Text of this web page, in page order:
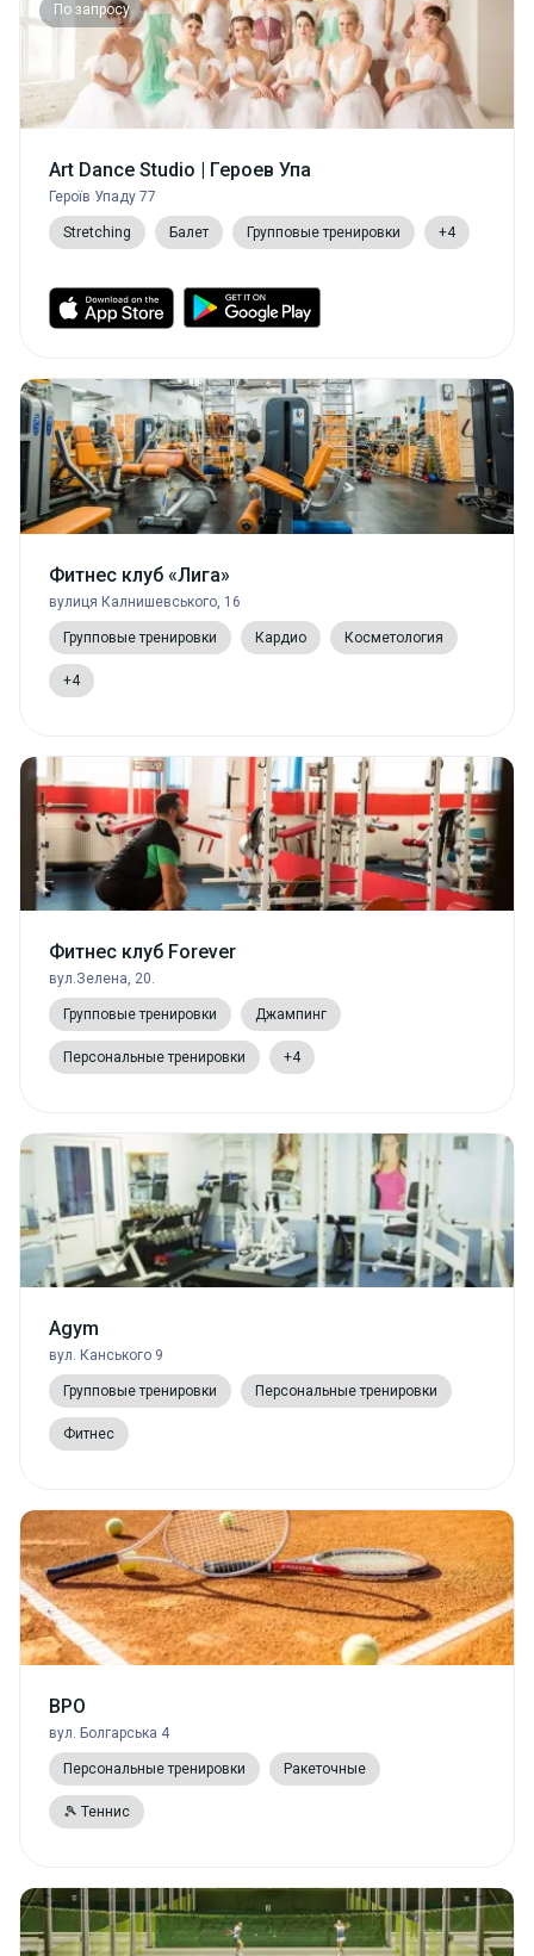
По запросу
Art Dance Studio | Героев Упа
Героїв Упаду 77
Stretching Балет Групповые тренировки +4
Фитнес клуб «Лига»
вулиця Калнишевського, 16
Групповые тренировки Кардио Косметология
+4
Фитнес клуб Forever
вул.Зелена, 20.
Групповые тренировки Джампинг
Персональные тренировки +4
Agym
вул. Канського 9
Групповые тренировки Персональные тренировки
Фитнес
ВРО
вул. Болгарська 4
Персональные тренировки Ракеточные
🎾 Теннис